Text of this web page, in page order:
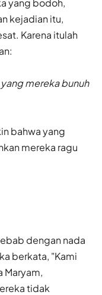
yang bodoh,
kejadian itu,
Karena itulah
mereka bunuh
bahwa yang
mereka ragu
dengan nada
berkata, "Kami
Maryam,
tidak